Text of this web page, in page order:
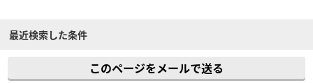
最近検索した条件
このページをメールで送る